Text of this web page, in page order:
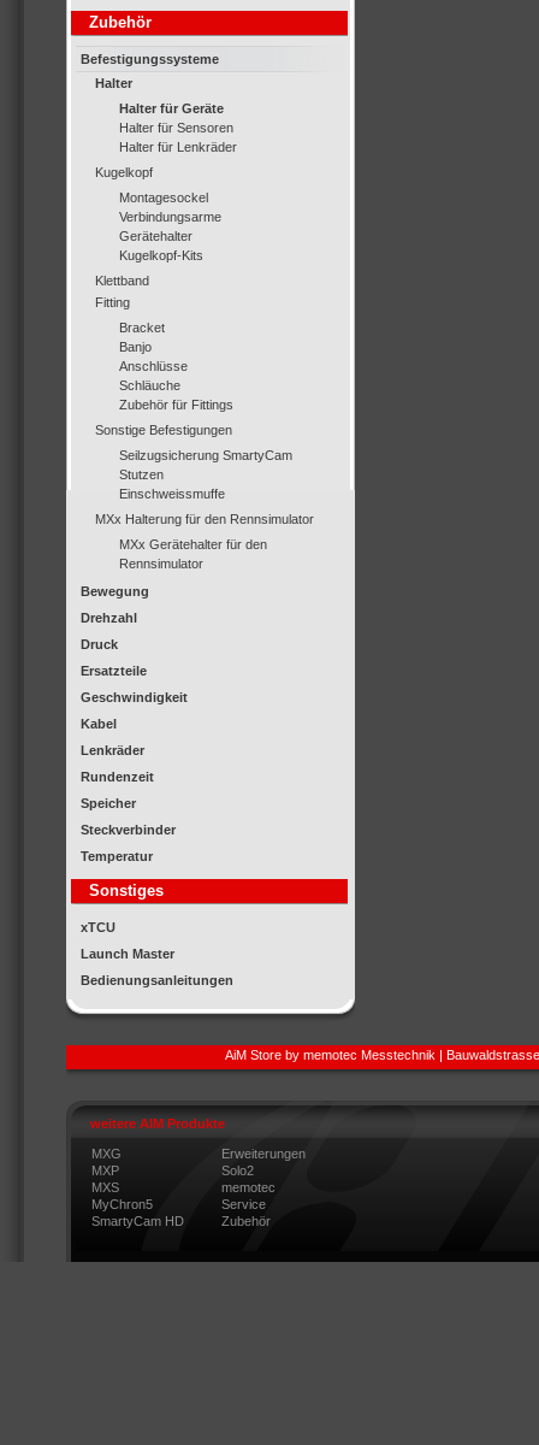
Zubehör
Befestigungssysteme
Halter
Halter für Geräte
Halter für Sensoren
Halter für Lenkräder
Kugelkopf
Montagesockel
Verbindungsarme
Gerätehalter
Kugelkopf-Kits
Klettband
Fitting
Bracket
Banjo
Anschlüsse
Schläuche
Zubehör für Fittings
Sonstige Befestigungen
Seilzugsicherung SmartyCam
Stutzen
Einschweissmuffe
MXx Halterung für den Rennsimulator
MXx Gerätehalter für den
Rennsimulator
Bewegung
Drehzahl
Druck
Ersatzteile
Geschwindigkeit
Kabel
Lenkräder
Rundenzeit
Speicher
Steckverbinder
Temperatur
Sonstiges
xTCU
Launch Master
Bedienungsanleitungen
AiM Store by memotec Messtechnik |
weitere AIM Produkte
MXG
Erweiterungen
MXP
Solo2
MXS
memotec
MyChron5
Service
SmartyCam HD
Zubehör